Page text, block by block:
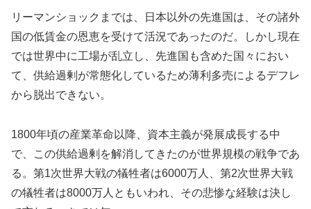
リーマンショックまでは、日本以外の先進国は、その諸外
国の低賃金の恩恵を受けて活況であったのだ。しかし現在
では世界中に工場が乱立し、先進国も含めた国々におい
て、供給過剰が常態化しているため薄利多売によるデフレ
から脱出できない。
1800年頃の産業革命以降、資本主義が発展成長する中
で、この供給過剰を解消してきたのが世界規模の戦争であ
る。第1次世界大戦の犠牲者は6000万人、第2次世界大戦
の犠牲者は8000万人ともいわれ、その悲惨な経験は決し